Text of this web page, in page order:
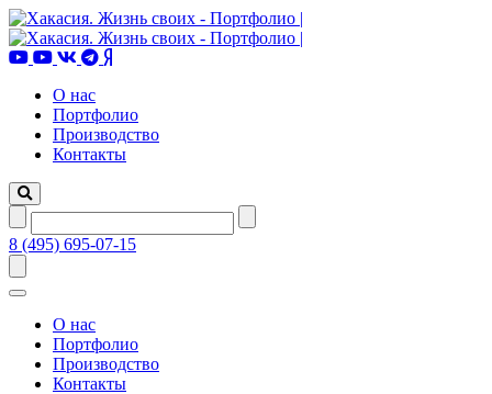
О нас
Портфолио
Производство
Контакты
8 (495) 695-07-15
О нас
Портфолио
Производство
Контакты